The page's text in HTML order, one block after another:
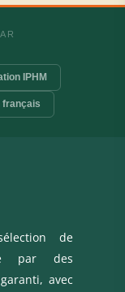
IPHM
français
de
par des
avec